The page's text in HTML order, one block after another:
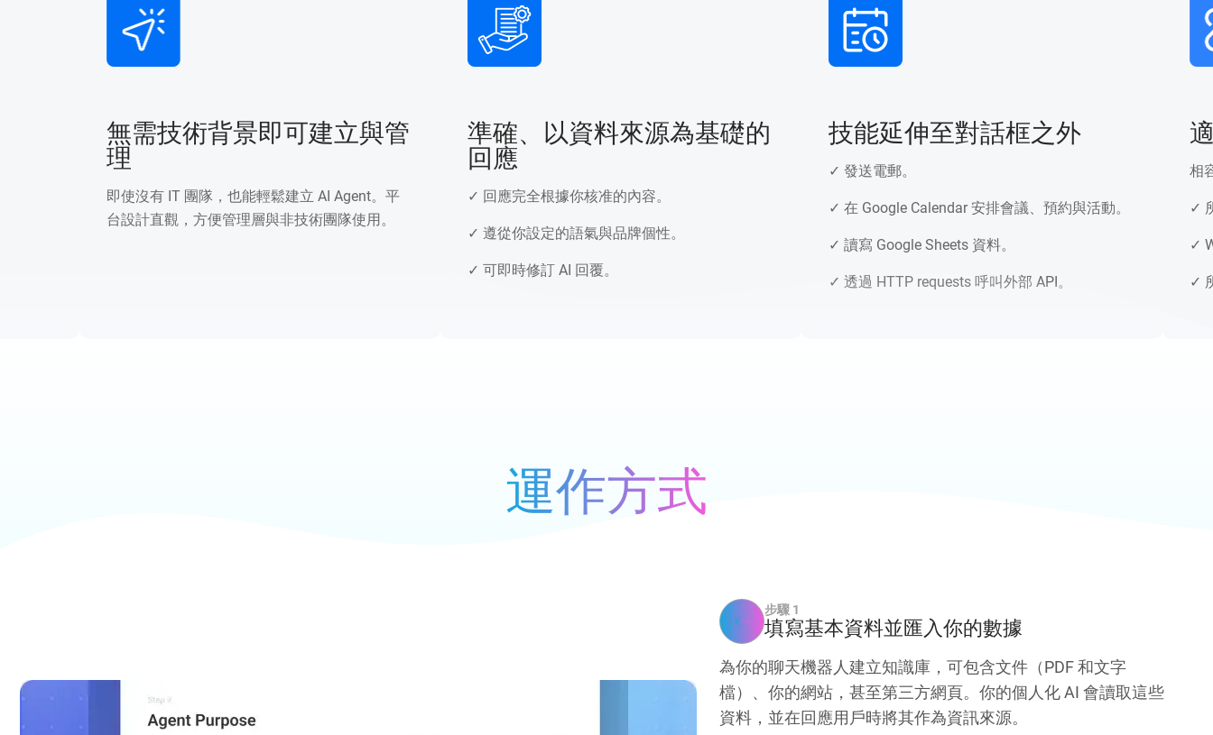
無需技術背景即可建立與管
即使沒有 IT 團隊，也能輕鬆建立 AI Agent。平
台設計直觀，方便管理層與非技術團隊使用。
準確、以資料來源為基礎的
回應
✓ 回應完全根據你核准的內容。
✓ 遵從你設定的語氣與品牌個性。
✓ 可即時修訂 AI 回覆。
技能延伸至對話框之外
✓ 發送電郵。
✓ 在 Google Calendar 安排會議、預約與活動。
✓ 讀寫 Google Sheets 資料。
✓ 透過 HTTP requests 呼叫外部 API。
適
相容於：
✓ 所有
✓
✓ 所有
運作方式
步驟 1
填寫基本資料並匯入你的數據
為你的聊天機器人建立知識庫，可包含文件（PDF 和文字
檔）、你的網站，甚至第三方網頁。你的個人化 AI 會讀取這些
資料，並在回應用戶時將其作為資訊來源。